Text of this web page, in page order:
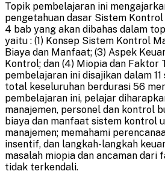
Topik pembelajaran ini
pengetahuan dasar Sistem
4 bab yang akan dibahas dalam
yaitu : (1) Konsep Sistem Kontrol
Biaya dan Manfaat; (3) Aspek
Kontrol; dan (4) Miopia dan Faktor
pembelajaran ini disajikan dalam
total keseluruhan berdurasi 56
pembelajaran ini, pelajar
manajemen, personel dan kontrol
biaya dan manfaat sistem kontrol
manajemen; memahami
insentif, dan langkah-langkah
masalah miopia dan ancaman
tidak terkendali.